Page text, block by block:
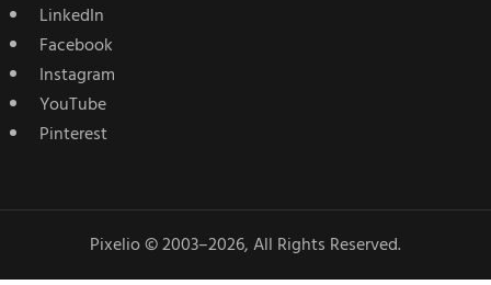
LinkedIn
Facebook
Instagram
YouTube
Pinterest
Pixelio © 2003–2026, All Rights Reserved.